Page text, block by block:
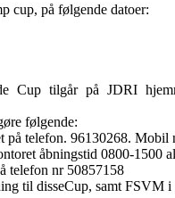
cup, på følgende datoer:
Cup tilgår på JDRI
følgende:
telefon. 96130268. Mobil
åbningstid 0800-1500
telefon nr 50857158
til disseCup, samt FSVM